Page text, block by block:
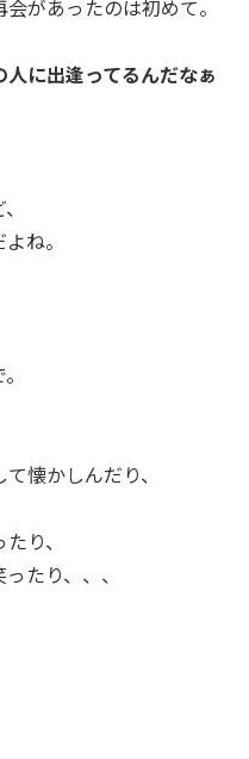
があったのは初めて。
に出逢ってるんだなぁ
ね。
懐かしんだり、
り、
たり、、、